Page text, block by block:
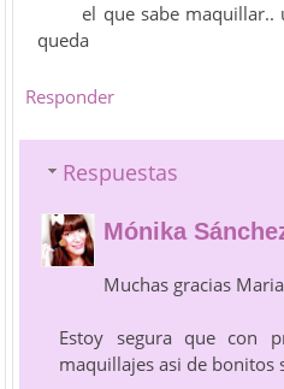
el que sabe
queda
Responder
Respuestas
Mónika
Muchas gracias
Estoy segura que con
maquillajes asi de bonitos